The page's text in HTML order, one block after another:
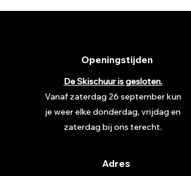
Openingstijden
De Skischuur is gesloten.
Vanaf zaterdag 26 september kun
je weer elke donderdag, vrijdag en
zaterdag bij ons terecht.
Adres